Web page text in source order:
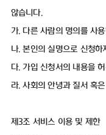
않습니다.
가. 다른 사람의 명의를 사
나. 본인의 실명으로 신청하
다. 가입 신청서의 내용을
라. 사회의 안녕과 질서 혹
제3조 서비스 이용 및 제한